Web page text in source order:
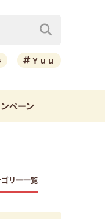
Ｙｕｕ
ペーン
リー一覧